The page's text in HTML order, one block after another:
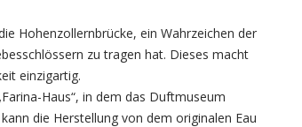
Hohenzollernbrücke, ein Wahrzeichen der
zu tragen hat. Dieses macht
einzigartig.
Haus“, in dem das Duftmuseum
die Herstellung von dem originalen Eau